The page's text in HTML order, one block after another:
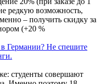
редкую возможность,
– получить скидку за
(+20 %
Германии? Не спешите
студенты совершают